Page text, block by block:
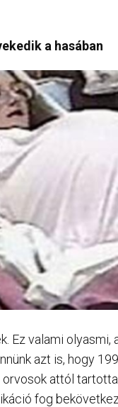
a hasában
Ez valami
azt is, hogy
orvosok attól
fog